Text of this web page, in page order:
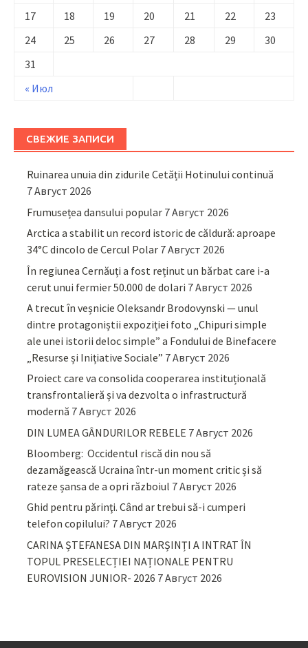
« Июл
17
18 19 20 21 22
23
24
25 26 27 28 29
30
31
СВЕЖИЕ ЗАПИСИ
Ruinarea unuia din zidurile Cetății Hotinului continuă
7 Август 2026
Frumusețea dansului popular 7 Август 2026
Arctica a stabilit un record istoric de căldură: aproape
34°C dincolo de Cercul Polar 7 Август 2026
În regiunea Cernăuți a fost reținut un bărbat care i-a
cerut unui fermier 50.000 de dolari 7 Август 2026
A trecut în veșnicie Oleksandr Brodovynski — unul
dintre protagoniștii expoziției foto „Chipuri simple
ale unei istorii deloc simple” a Fondului de Binefacere
„Resurse și Inițiative Sociale” 7 Август 2026
Proiect care va consolida cooperarea instituțională
transfrontalieră și va dezvolta o infrastructură
modernă 7 Август 2026
DIN LUMEA GÂNDURILOR REBELE 7 Август 2026
Bloomberg: Occidentul riscă din nou să
dezamăgească Ucraina într-un moment critic și să
rateze șansa de a opri războiul 7 Август 2026
Ghid pentru părinţi. Când ar trebui să-i cumperi
telefon copilului? 7 Август 2026
CARINA ȘTEFANESA DIN MARȘINȚI A INTRAT ÎN
TOPUL PRESELECȚIEI NAȚIONALE PENTRU
EUROVISION JUNIOR- 2026 7 Август 2026